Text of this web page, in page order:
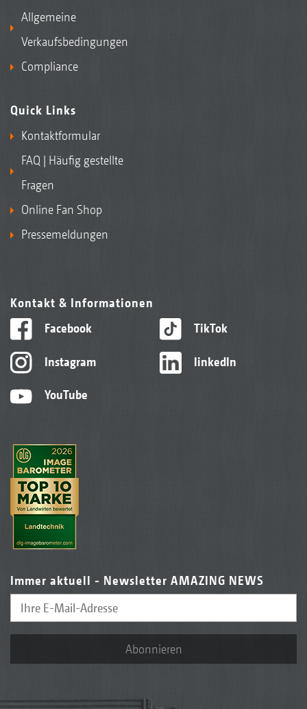
Allgemeine
Verkaufsbedingungen
Compliance
Quick Links
Kontaktformular
FAQ | Häufig gestellte
Fragen
Online Fan Shop
Pressemeldungen
Kontakt & Informationen
Facebook
Instagram
YouTube
TikTok
linkedIn
Immer aktuell - Newsletter AMAZING NEWS
Abonnieren